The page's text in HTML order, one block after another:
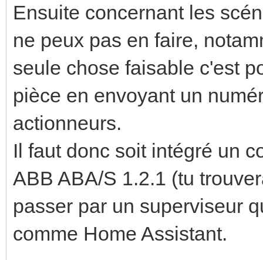
Ensuite concernant les
ne peux pas en faire,
seule chose faisable c'est
pièce en envoyant un
actionneurs.
Il faut donc soit intégré un
ABB ABA/S 1.2.1 (tu
passer par un superviseur
comme Home Assistant.